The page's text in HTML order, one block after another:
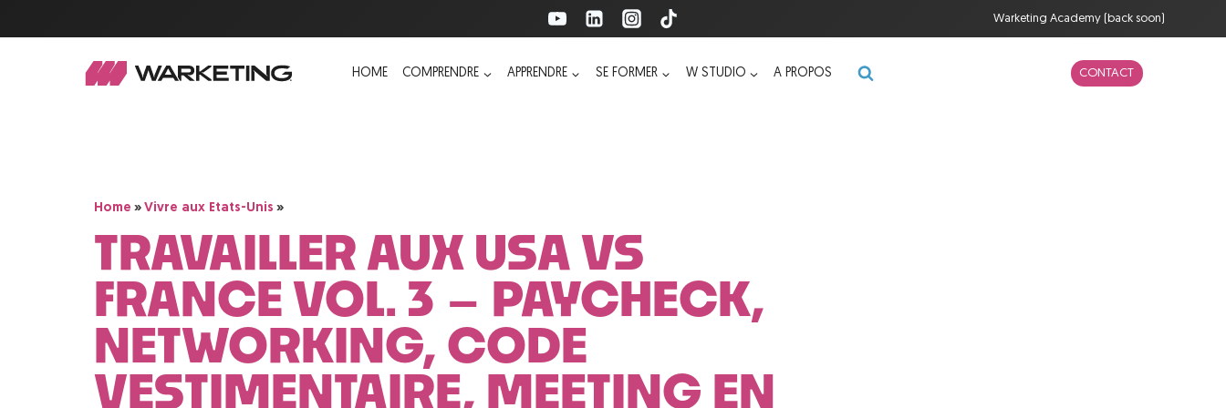
Warketing Academy (back soon)
HOME COMPRENDRE APPRENDRE SE FORMER W STUDIO A PROPOS CONTACT
Home » Vivre aux Etats-Unis »
TRAVAILLER AUX USA VS
FRANCE VOL. 3 – PAYCHECK,
NETWORKING, CODE
VESTIMENTAIRE, MEETING EN